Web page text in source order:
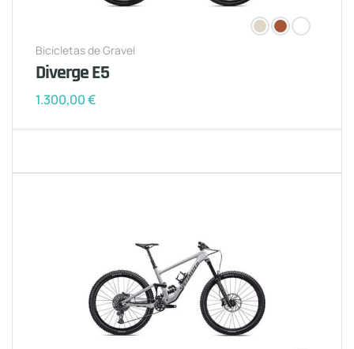
Bicicletas de Gravel
Diverge E5
1.300,00€